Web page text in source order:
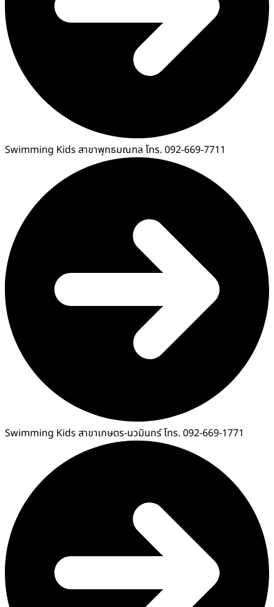
Swimming Kids สาขาพุทธมณฑล โทร. 092-669-7711
Swimming Kids สาขาเกษตร-นวมินทร์ โทร. 092-669-1771